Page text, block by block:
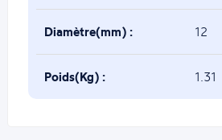
Diamètre(mm) : 12
Poids(Kg) : 1.31